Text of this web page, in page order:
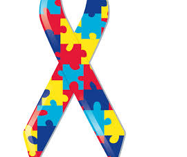
Едуард
януари
2019
година